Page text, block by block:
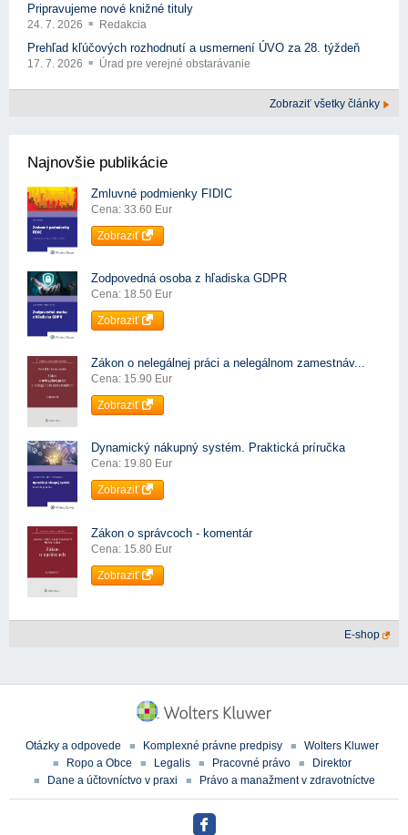
Pripravujeme nové knižné tituly
24. 7. 2026 Redakcia
Prehľad kľúčových rozhodnutí a usmernení ÚVO za 28. týždeň
17. 7. 2026 Úrad pre verejné obstarávanie
Zobraziť všetky články
Najnovšie publikácie
Zmluvné podmienky FIDIC
Cena: 33.60 Eur
Zobraziť
Zodpovedná osoba z hľadiska GDPR
Cena: 18.50 Eur
Zobraziť
Zákon o nelegálnej práci a nelegálnom zamestnáv...
Cena: 15.90 Eur
Zobraziť
Dynamický nákupný systém. Praktická príručka
Cena: 19.80 Eur
Zobraziť
Zákon o správcoch - komentár
Cena: 15.80 Eur
Zobraziť
E-shop
Otázky a odpovede Komplexné právne predpisy
Wolters Kluwer
Ropo a Obce
Legalis Pracovné právo
Direktor
Dane a účtovníctvo v praxi
Právo a manažment v zdravotníctve